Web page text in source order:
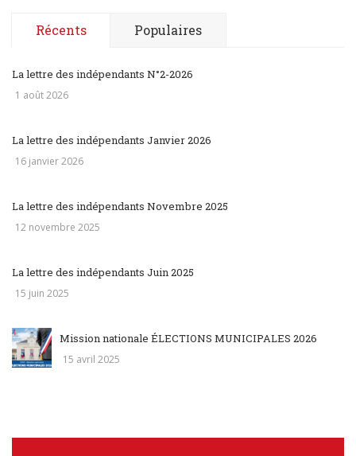
Récents Populaires
La lettre des indépendants N°2-2026
1 août 2026
La lettre des indépendants Janvier 2026
16 janvier 2026
La lettre des indépendants Novembre 2025
12 novembre 2025
La lettre des indépendants Juin 2025
15 juin 2025
Mission nationale ÉLECTIONS MUNICIPALES 2026
15 avril 2025